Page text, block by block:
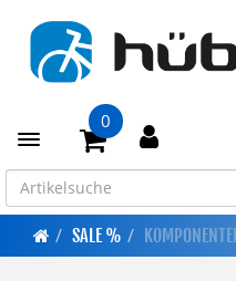
Toggle navigation
0
SALE %